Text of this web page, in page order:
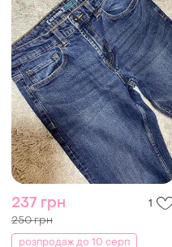
237 грн 1
250 грн
розпродаж до 10 серп